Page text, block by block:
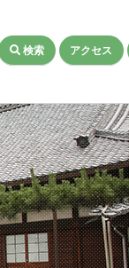
検索 アクセス